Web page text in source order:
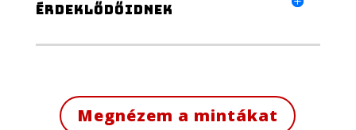
érdeklődőidnek
Megnézem a mintákat